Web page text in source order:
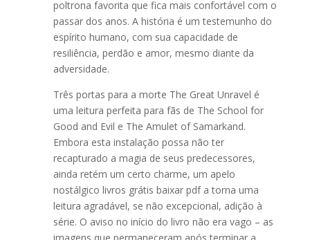
poltrona favorita que fica mais confortável com o
passar dos anos. A história é um testemunho do
espírito humano, com sua capacidade de
resiliência, perdão e amor, mesmo diante da
adversidade.
Três portas para a morte The Great Unravel é
uma leitura perfeita para fãs de The School for
Good and Evil e The Amulet of Samarkand.
Embora esta instalação possa não ter
recapturado a magia de seus predecessores,
ainda retém um certo charme, um apelo
nostálgico livros grátis baixar pdf a torna uma
leitura agradável, se não excepcional, adição à
série. O aviso no início do livro não era vago – as